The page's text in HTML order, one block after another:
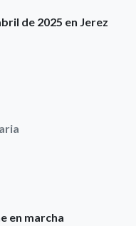
de 2025 en Jerez
en marcha